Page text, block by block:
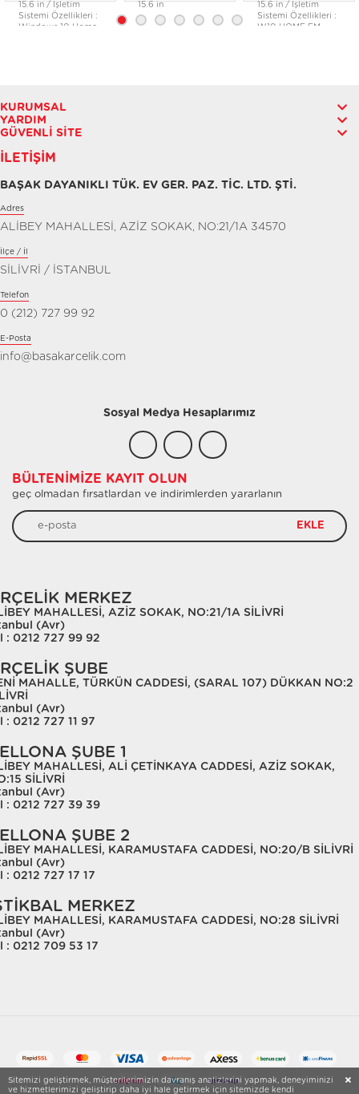
15.6 in / İşletim
Sistemi Özellikleri :
Windows 10 Home
15.6 in
15.6 in / İşletim
Sistemi Özellikleri :
W10 HOME EM
KURUMSAL
YARDIM
GÜVENLI SITE
İLETIŞIM
BAŞAK DAYANIKLI TÜK. EV GER. PAZ. TİC. LTD. ŞTİ.
Adres
ALİBEY MAHALLESİ, AZİZ SOKAK, NO:21/1A 34570
İlçe / İl
SİLİVRİ / İSTANBUL
Telefon
0 (212) 727 99 92
E-Posta
info@basakarcelik.com
Sosyal Medya Hesaplarımız
BÜLTENIMIZE KAYIT OLUN
geç olmadan fırsatlardan ve indirimlerden yararlanın
EKLE
MERKEZ
MAHALLESİ, AZİZ SOKAK, NO:21/1A SİLİVRİ
(Avr)
: 0212 727 99 92
ŞUBE
MAHALLE, TÜRKÜN CADDESİ, (SARAL 107) DÜKKAN NO:2
(Avr)
: 0212 727 11 97
ŞUBE 1
MAHALLESİ, ALİ ÇETİNKAYA CADDESİ, AZİZ SOKAK,
SİLİVRİ
(Avr)
: 0212 727 39 39
ŞUBE 2
MAHALLESİ, KARAMUSTAFA CADDESİ, NO:20/B SİLİVRİ
(Avr)
: 0212 727 17 17
MERKEZ
MAHALLESİ, KARAMUSTAFA CADDESİ, NO:28 SİLİVRİ
(Avr)
: 0212 709 53 17
Sitemizi geliştirmek, müşterilerimizin davranış analizlerini yapmak, deneyiminizi
ve hizmetlerimizi geliştirip daha iyi hale getirmek için sitemizde kendi